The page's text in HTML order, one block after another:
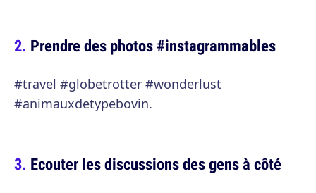
Prendre des photos #instagrammables
#travel #globetrotter #wonderlust
#animauxdetypebovin.
Ecouter les discussions des gens à côté